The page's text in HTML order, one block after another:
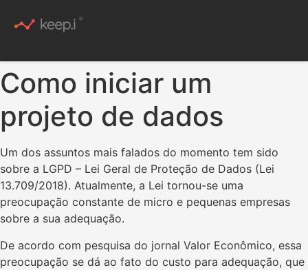
Como iniciar um
projeto de dados
Um dos assuntos mais falados do momento tem sido
sobre a LGPD – Lei Geral de Proteção de Dados (Lei
13.709/2018). Atualmente, a Lei tornou-se uma
preocupação constante de micro e pequenas empresas
sobre a sua adequação.
De acordo com pesquisa do jornal Valor Econômico, essa
preocupação se dá ao fato do custo para adequação, que